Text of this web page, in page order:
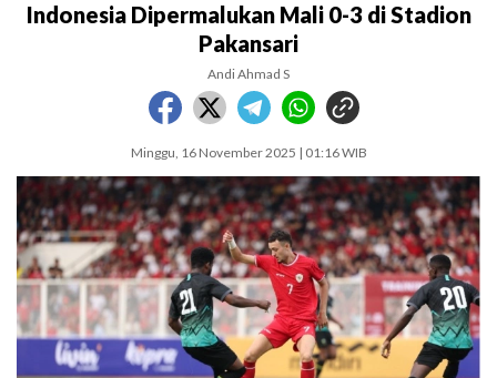
Indonesia Dipermalukan Mali 0-3 di Stadion
Pakansari
Andi Ahmad S
Minggu, 16 November 2025 | 01:16 WIB